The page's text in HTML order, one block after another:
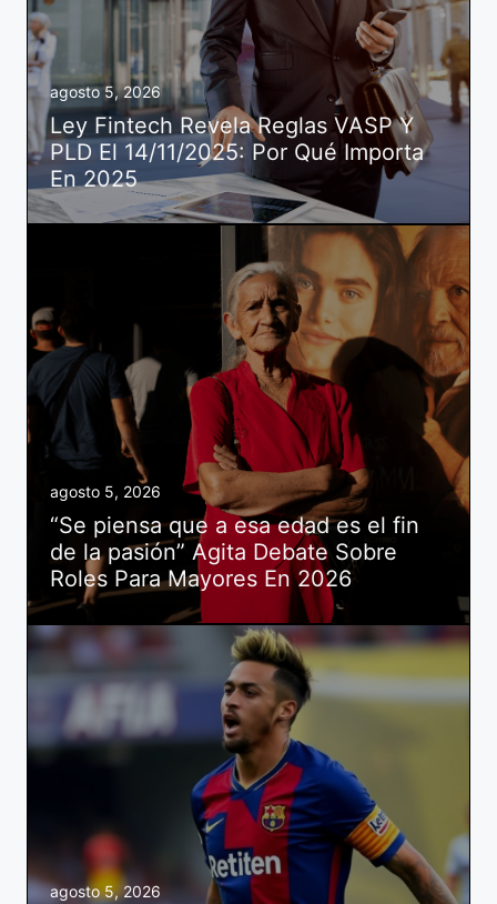
agosto 5, 2026
Ley Fintech Revela Reglas VASP Y
PLD El 14/11/2025: Por Qué Importa
En 2025
agosto 5, 2026
“Se piensa que a esa edad es el fin
de la pasión” Agita Debate Sobre
Roles Para Mayores En 2026
agosto 5, 2026